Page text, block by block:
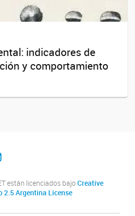
indicadores de
y comportamiento
están licenciados bajo Creative
2.5 Argentina License